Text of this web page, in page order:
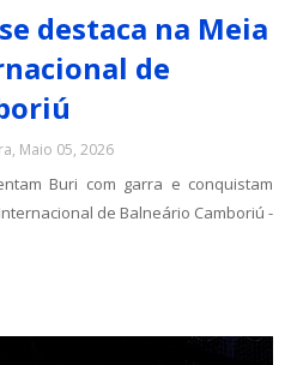
destaca na Meia
de
Maio 05, 2026
Buri com garra e conquistam
de Balneário Camboriú -